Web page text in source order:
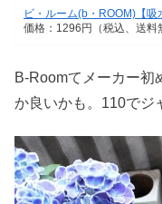
ビ・ルーム(b・ROOM)【
価格：1296円（税込、送料
B-Roomてメーカー初
か良いかも。110でジ